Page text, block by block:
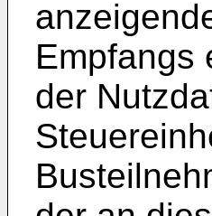
Empfangs
der